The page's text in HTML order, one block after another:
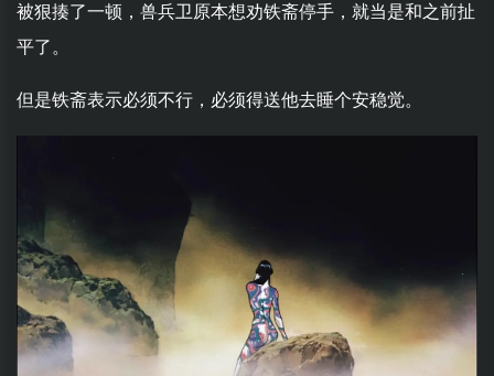
被狠揍了一顿，兽兵卫原本想劝铁斋停手，就当是和之前扯
平了。
但是铁斋表示必须不行，必须得送他去睡个安稳觉。